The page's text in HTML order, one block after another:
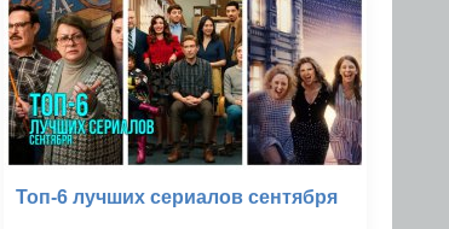
Топ-6 лучших сериалов сентября